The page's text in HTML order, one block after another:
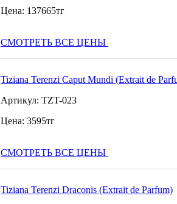
Цена: 137665тг
СМОТРЕТЬ ВСЕ ЦЕНЫ
Tiziana Terenzi Caput Mundi (Extrait de
Артикул: TZT-023
Цена: 3595тг
СМОТРЕТЬ ВСЕ ЦЕНЫ
Tiziana Terenzi Draconis (Extrait de Parfum)